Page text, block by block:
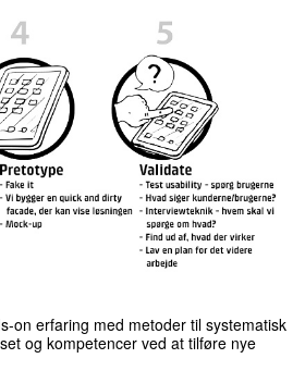
on erfaring med metoder til systematisk
og kompetencer ved at tilføre nye